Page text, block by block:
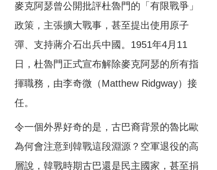
麥克阿瑟曾公開批評杜魯門的「有限戰爭」
政策，主張擴大戰事，甚至提出使用原子
彈、支持蔣介石出兵中國。1951年4月11
日，杜魯門正式宣布解除麥克阿瑟的所有指
揮職務，由李奇微（Matthew Ridgway）接
任。
令一個外界好奇的是，古巴裔背景的魯比歐
為何會注意到韓戰這段淵源？空軍退役的高
層說，韓戰時期古巴還是民主國家，甚至捐